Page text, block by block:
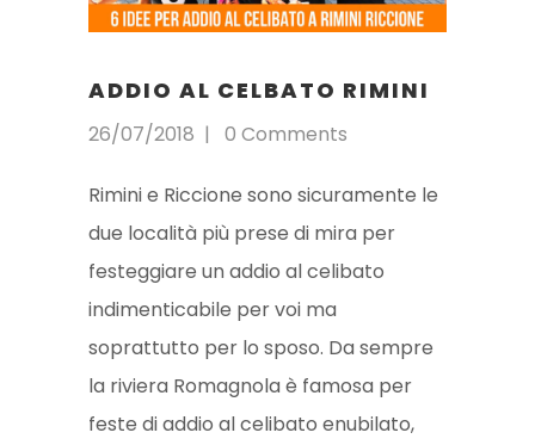
ADDIO AL CELBATO RIMINI
26/07/2018 0 Comments
Rimini e Riccione sono sicuramente le
due località più prese di mira per
festeggiare un addio al celibato
indimenticabile per voi ma
soprattutto per lo sposo. Da sempre
la riviera Romagnola è famosa per
feste di addio al celibato enubilato,